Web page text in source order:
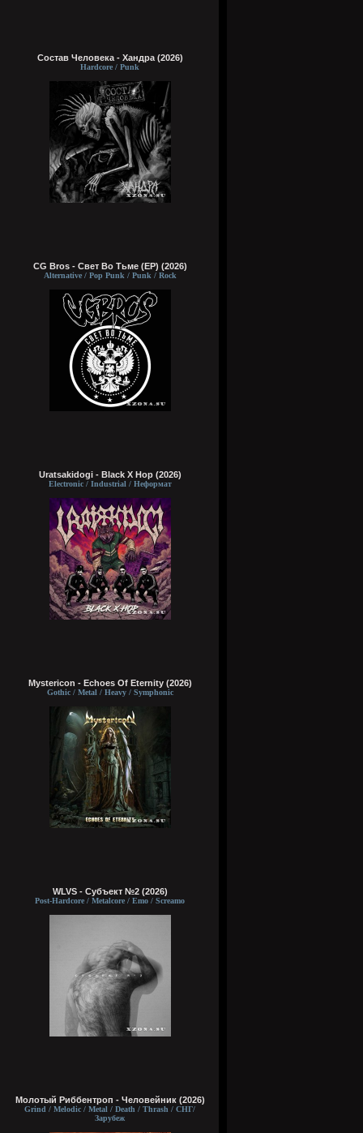
Состав Человека - Хандра (2026)
Hardcore / Punk
CG Bros - Свет Во Тьме (EP) (2026)
Alternative / Pop Punk / Punk / Rock
Uratsakidogi - Black X Hop (2026)
Electronic / Industrial / Неформат
Mystericon - Echoes Of Eternity (2026)
Gothic / Metal / Heavy / Symphonic
WLVS - Субъект №2 (2026)
Post-Hardcore / Metalcore / Emo / Screamo
Молотый Риббентроп - Человейник (2026)
Grind / Melodic / Metal / Death / Thrash / СНГ/
Зарубеж